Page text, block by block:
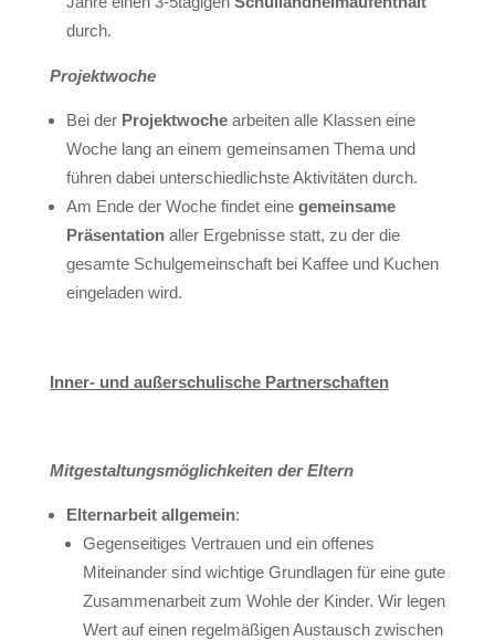
durch.
Projektwoche
Bei der Projektwochearbeiten alle Klassen eine
Woche lang an einem gemeinsamen Thema und
führen dabei unterschiedlichste Aktivitäten durch.
Am Ende der Woche findet eine gemeinsame
Präsentationaller Ergebnisse statt, zu der die
gesamte Schulgemeinschaft bei Kaffee und Kuchen
eingeladen wird.
Inner- und außerschulische Partnerschaften
Mitgestaltungsmöglichkeiten der Eltern
Elternarbeit allgemein:
Gegenseitiges Vertrauen und ein offenes
Miteinander sind wichtige Grundlagen für eine gute
Zusammenarbeit zum Wohle der Kinder. Wir legen
Wert auf einen regelmäßigen Austausch zwischen